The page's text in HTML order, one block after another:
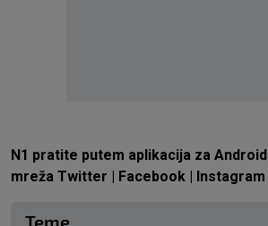
N1 pratite putem aplikacija za Android
mreža Twitter | Facebook | Instagram
Teme